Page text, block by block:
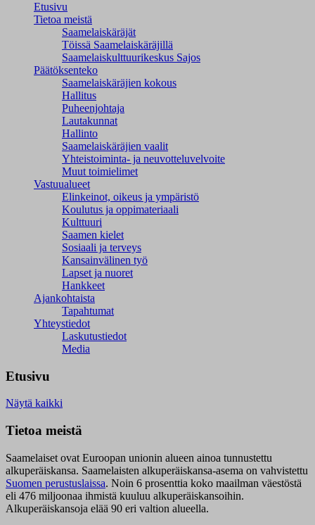
Etusivu
Tietoa meistä
Saamelaiskäräjät
Töissä Saamelaiskäräjillä
Saamelaiskulttuuri­keskus Sajos
Päätöksenteko
Saamelaiskäräjien kokous
Hallitus
Puheenjohtaja
Lautakunnat
Hallinto
Saamelaiskäräjien vaalit
Yhteistoiminta- ja neuvotteluvelvoite
Muut toimielimet
Vastuualueet
Elinkeinot, oikeus ja ympäristö
Koulutus ja oppimateriaali
Kulttuuri
Saamen kielet
Sosiaali ja terveys
Kansainvälinen työ
Lapset ja nuoret
Hankkeet
Ajankohtaista
Tapahtumat
Yhteystiedot
Laskutustiedot
Media
Etusivu
Näytä kaikki
Tietoa meistä
Saamelaiset ovat Euroopan unionin alueen ainoa tunnustettu
alkuperäiskansa. Saamelaisten alkuperäiskansa-asema on vahvistettu
Suomen perustuslaissa. Noin 6 prosenttia koko maailman väestöstä
eli 476 miljoonaa ihmistä kuuluu alkuperäiskansoihin.
Alkuperäiskansoja elää 90 eri valtion alueella.